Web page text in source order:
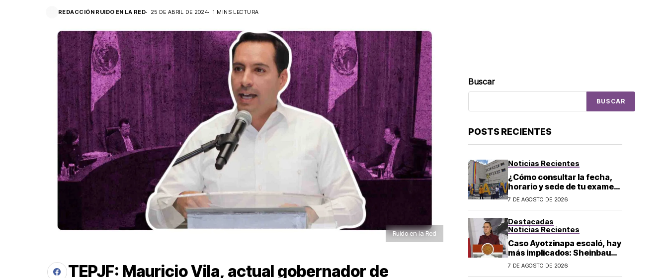
REDACCIÓN RUIDO EN LA RED 25 DE ABRIL DE 2024 1 MINS LECTURA
Ruido en la Red
TEPJF: Mauricio Vila, actual gobernador de
Buscar
BUSCAR
POSTS RECIENTES
Noticias Recientes
¿Cómo consultar la fecha,
horario y sede de tu examen
de control presencial? La
7 DE AGOSTO DE 2026
Destacadas
Noticias Recientes
Caso Ayotzinapa escaló, hay
más implicados: Sheinbaum
sobre detención de Ángel
7 DE AGOSTO DE 2026